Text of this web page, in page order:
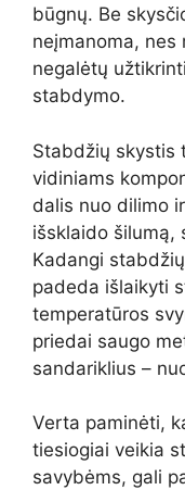
būgnų. Be
neįmanoma, nes
negalėtų
stabdymo.
Stabdžių skystis
vidiniams
dalis nuo dilimo
išsklaido šilumą,
Kadangi
padeda išlaikyti
temperatūros
priedai saugo
sandariklius –
Verta paminėti,
tiesiogiai veikia
savybėms, gali